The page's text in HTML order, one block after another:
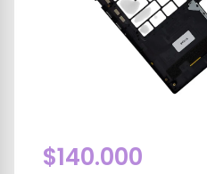
$140.000